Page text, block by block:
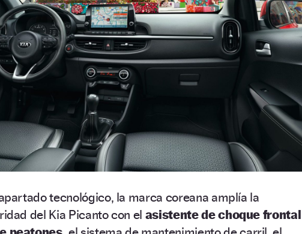
tecnológico, la marca coreana amplía la
del Kia Picanto con el asistente de choque frontal